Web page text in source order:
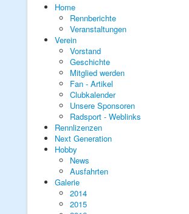
Home
Rennberichte
Veranstaltungen
Verein
Vorstand
Geschichte
Mitglied werden
Fan - Artikel
Clubkalender
Unsere Sponsoren
Radsport - Weblinks
Rennlizenzen
Next Generation
Hobby
News
Ausfahrten
Galerie
2014
2015